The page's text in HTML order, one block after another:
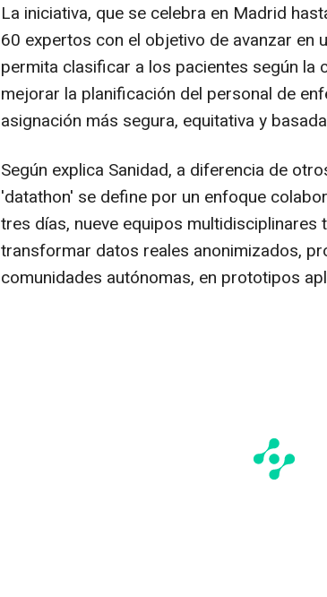
La iniciativa, que se celebra en Madrid
60 expertos con el objetivo de avanzar en
permita clasificar a los pacientes según la
mejorar la planificación del personal de
asignación más segura, equitativa y
Según explica Sanidad, a diferencia de
'datathon' se define por un enfoque
tres días, nueve equipos
transformar datos reales anonimizados,
comunidades autónomas, en prototipos